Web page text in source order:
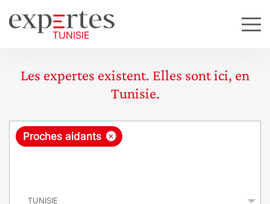
Les expertes existent. Elles sont ici, en
Tunisie.
R
×
Proches aidants